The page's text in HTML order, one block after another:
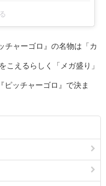
チャーゴロ』の名物は「カ
こえるらしく「メガ盛り」
ピッチャーゴロ』で決ま